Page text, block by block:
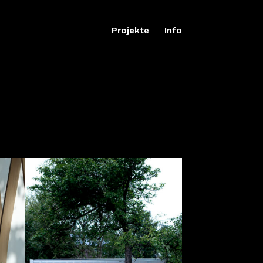
Projekte Info